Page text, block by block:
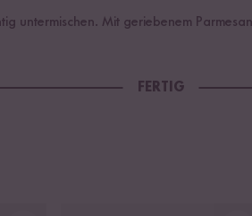
untermischen. Mit geriebenem
FERTIG